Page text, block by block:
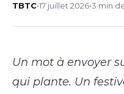
TBTC•17 juillet 2026•3 min
Un mot à envoyer
qui plante. Un